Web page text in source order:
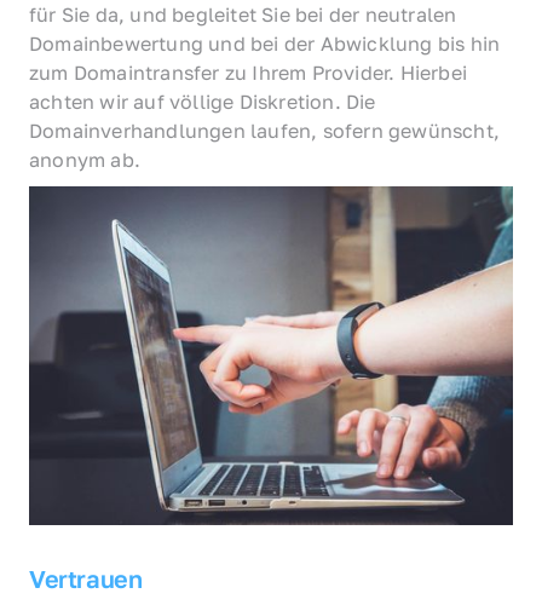
für Sie da, und begleitet Sie bei der neutralen
Domainbewertung und bei der Abwicklung bis hin
zum Domaintransfer zu Ihrem Provider. Hierbei
achten wir auf völlige Diskretion. Die
Domainverhandlungen laufen, sofern gewünscht,
anonym ab.
Vertrauen